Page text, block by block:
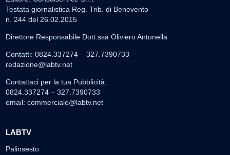
Testata giornalistica Reg. Trib. di Benevento
n. 244 del 26.02.2015
Direttore Responsabile Dott.ssa Oliviero Antonella
Contatti: 0824.337274 – 327.7390733
redazione@labtv.net
Contattaci per la tua Pubblicità:
0824.337274 – 327.7390733
email: commerciale@labtv.net
LABTV
Palinsesto